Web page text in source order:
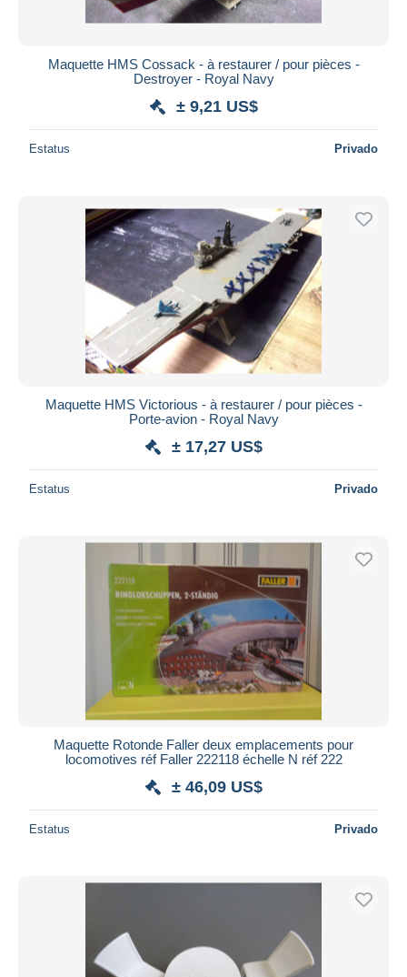
Maquette HMS Cossack - à restaurer / pour pièces -
Destroyer - Royal Navy
± 9,21 US$
Estatus Privado
Maquette HMS Victorious - à restaurer / pour pièces -
Porte-avion - Royal Navy
± 17,27 US$
Estatus Privado
Maquette Rotonde Faller deux emplacements pour
locomotives réf Faller 222118 échelle N réf 222
± 46,09 US$
Estatus Privado